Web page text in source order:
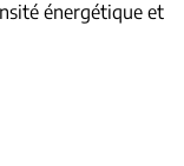
énergétique et